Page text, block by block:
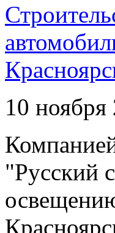
10 ноября
"Русский